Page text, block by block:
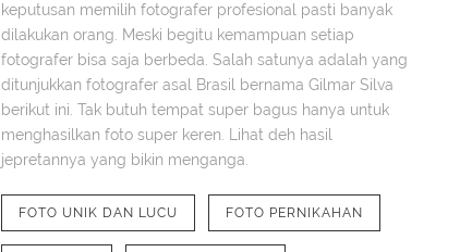
keputusan memilih fotografer profesional pasti banyak
dilakukan orang. Meski begitu kemampuan setiap
fotografer bisa saja berbeda. Salah satunya adalah yang
ditunjukkan fotografer asal Brasil bernama Gilmar Silva
berikut ini. Tak butuh tempat super bagus hanya untuk
menghasilkan foto super keren. Lihat deh hasil
jepretannya yang bikin menganga.
FOTO UNIK DAN LUCU FOTO PERNIKAHAN